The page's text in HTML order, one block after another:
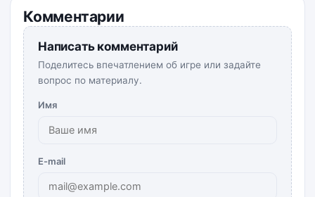
Комментарии
Написать комментарий
Поделитесь впечатлением об игре или задайте
вопрос по материалу.
Имя
E-mail